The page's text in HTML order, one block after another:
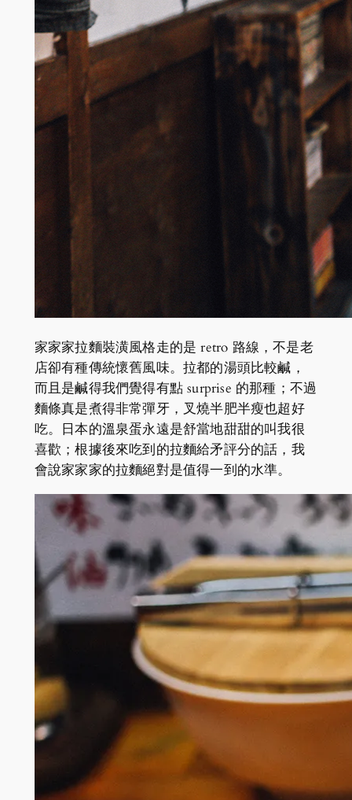
家家家拉麵裝潢風格走的是 retro 路線，不是老
店卻有種傳統懷舊風味。拉都的湯頭比較鹹，
而且是鹹得我們覺得有點 surprise 的那種；不過
麵條真是煮得非常彈牙，叉燒半肥半瘦也超好
吃。日本的溫泉蛋永遠是舒當地甜甜的叫我很
喜歡；根據後來吃到的拉麵給矛評分的話，我
會說家家家的拉麵絕對是值得一到的水準。